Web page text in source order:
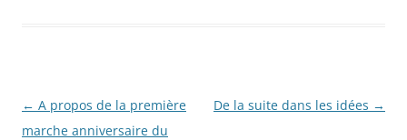
Navigation
des
← A propos de la première
marche anniversaire du
De la suite dans les idées →